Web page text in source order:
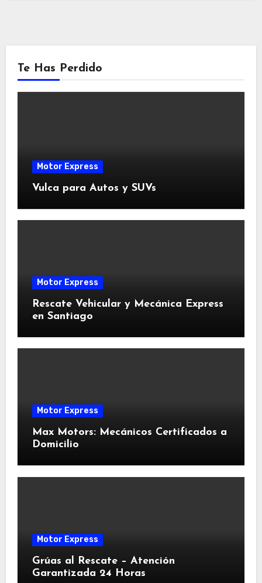
Te Has Perdido
Motor Express
Vulca para Autos y SUVs
Motor Express
Rescate Vehicular y Mecánica Express
en Santiago
Motor Express
Max Motors: Mecánicos Certificados a
Domicilio
Motor Express
Grúas al Rescate – Atención
Garantizada 24 Horas